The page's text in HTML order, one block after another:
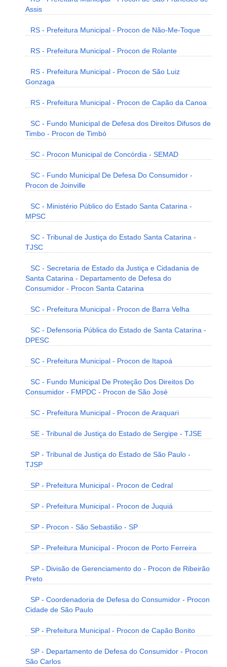
Assis
RS - Prefeitura Municipal - Procon de Não-Me-Toque
RS - Prefeitura Municipal - Procon de Rolante
RS - Prefeitura Municipal - Procon de São Luiz
Gonzaga
RS - Prefeitura Municipal - Procon de Capão da Canoa
SC - Fundo Municipal de Defesa dos Direitos Difusos de
Timbo - Procon de Timbó
SC - Procon Municipal de Concórdia - SEMAD
SC - Fundo Municipal De Defesa Do Consumidor -
Procon de Joinville
SC - Ministério Público do Estado Santa Catarina -
MPSC
SC - Tribunal de Justiça do Estado Santa Catarina -
TJSC
SC - Secretaria de Estado da Justiça e Cidadania de
Santa Catarina - Departamento de Defesa do
Consumidor - Procon Santa Catarina
SC - Prefeitura Municipal - Procon de Barra Velha
SC - Defensoria Pública do Estado de Santa Catarina -
DPESC
SC - Prefeitura Municipal - Procon de Itapoá
SC - Fundo Municipal De Proteção Dos Direitos Do
Consumidor - FMPDC - Procon de São José
SC - Prefeitura Municipal - Procon de Araquari
SE - Tribunal de Justiça do Estado de Sergipe - TJSE
SP - Tribunal de Justiça do Estado de São Paulo -
TJSP
SP - Prefeitura Municipal - Procon de Cedral
SP - Prefeitura Municipal - Procon de Juquiá
SP - Procon - São Sebastião - SP
SP - Prefeitura Municipal - Procon de Porto Ferreira
SP - Divisão de Gerenciamento do - Procon de Ribeirão
Preto
SP - Coordenadoria de Defesa do Consumidor - Procon
Cidade de São Paulo
SP - Prefeitura Municipal - Procon de Capão Bonito
SP - Departamento de Defesa do Consumidor - Procon
São Carlos